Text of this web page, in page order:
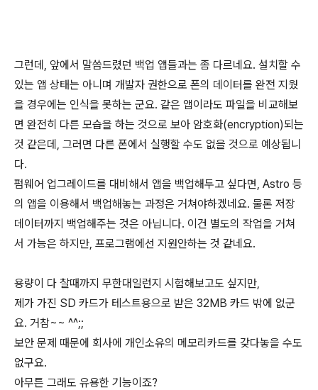
그런데, 앞에서 말씀드렸던 백업 앱들과는 좀 다르네요. 설치할 수
있는 앱 상태는 아니며 개발자 권한으로 폰의 데이터를 완전 지웠
을 경우에는 인식을 못하는 군요. 같은 앱이라도 파일을 비교해보
면 완전히 다른 모습을 하는 것으로 보아 암호화(encryption)되는
것 같은데, 그러면 다른 폰에서 실행할 수도 없을 것으로 예상됩니
다.
펌웨어 업그레이드를 대비해서 앱을 백업해두고 싶다면, Astro 등
의 앱을 이용해서 백업해놓는 과정은 거쳐야하겠네요. 물론 저장
데이터까지 백업해주는 것은 아닙니다. 이건 별도의 작업을 거쳐
서 가능은 하지만, 프로그램에선 지원안하는 것 같네요.
용량이 다 찰때까지 무한대일런지 시험해보고도 싶지만,
제가 가진 SD 카드가 테스트용으로 받은 32MB 카드 밖에 없군
요. 거참~~ ^^;;
보안 문제 때문에 회사에 개인소유의 메모리카드를 갖다놓을 수도
없구요.
아무튼 그래도 유용한 기능이죠?